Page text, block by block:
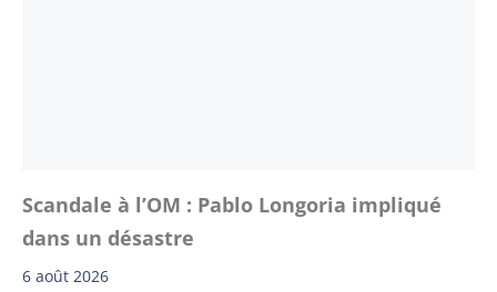
Scandale à l’OM : Pablo Longoria impliqué
dans un désastre
6 août 2026